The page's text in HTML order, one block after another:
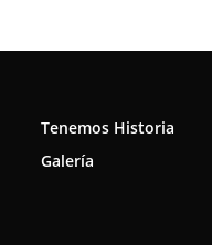
Tenemos Historia
Galería